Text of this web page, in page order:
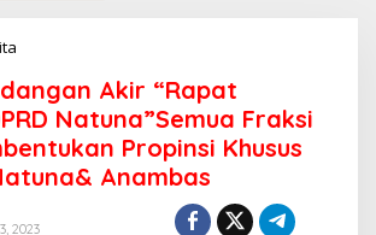
l
a
m
P
a
d
Akir “Rapat
Natuna”Semua Fraksi
Propinsi Khusus
Anambas
2023